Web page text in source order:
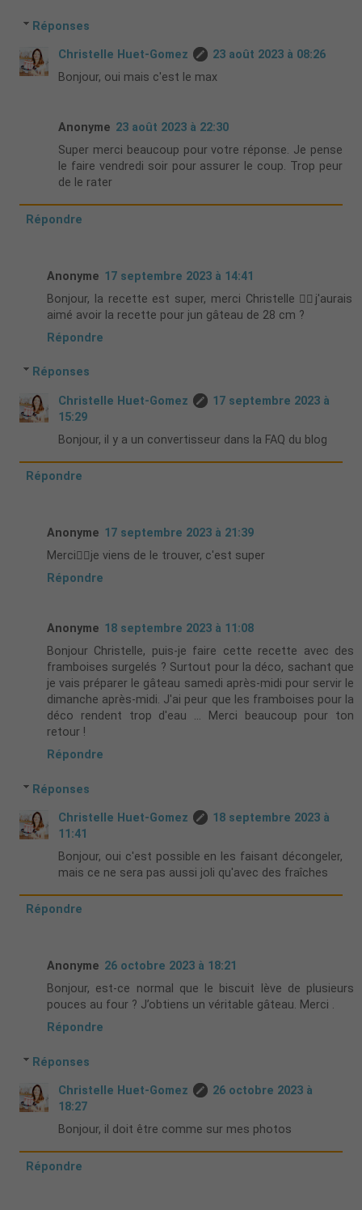
Réponses
Christelle Huet-Gomez
23 août 2023 à 08:26
Bonjour, oui mais c'est le max
Anonyme 23 août 2023 à 22:30
Super merci beaucoup pour votre réponse. Je pense
le faire vendredi soir pour assurer le coup. Trop peur
de le rater
Répondre
Anonyme 17 septembre 2023 à 14:41
Bonjour, la recette est super, merci Christelle 👍🏻j'aurais
aimé avoir la recette pour jun gâteau de 28 cm ?
Répondre
Réponses
Christelle Huet-Gomez
17 septembre 2023 à
15:29
Bonjour, il y a un convertisseur dans la FAQ du blog
Répondre
Anonyme 17 septembre 2023 à 21:39
Merci👍🏻je viens de le trouver, c'est super
Répondre
Anonyme 18 septembre 2023 à 11:08
Bonjour Christelle, puis-je faire cette recette avec des
framboises surgelés ? Surtout pour la déco, sachant que
je vais préparer le gâteau samedi après-midi pour servir le
dimanche après-midi. J'ai peur que les framboises pour la
déco rendent trop d'eau ... Merci beaucoup pour ton
retour !
Répondre
Réponses
Christelle Huet-Gomez
18 septembre 2023 à
11:41
Bonjour, oui c'est possible en les faisant décongeler,
mais ce ne sera pas aussi joli qu'avec des fraîches
Répondre
Anonyme 26 octobre 2023 à 18:21
Bonjour, est-ce normal que le biscuit lève de plusieurs
pouces au four ? J’obtiens un véritable gâteau. Merci .
Répondre
Réponses
Christelle Huet-Gomez
26 octobre 2023 à
18:27
Bonjour, il doit être comme sur mes photos
Répondre